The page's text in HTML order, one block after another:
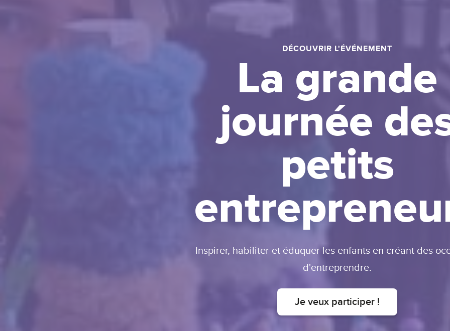
DÉCOUVRIR L'ÉVÉNEMENT
La grande
journée
petits
Inspirer, habiliter et éduquer les enfants en créant des
d'entreprendre.
Je veux participer !